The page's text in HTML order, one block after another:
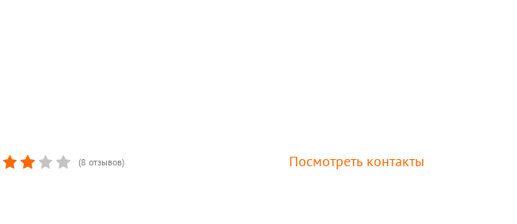
(8 отзывов) Посмотреть контакты